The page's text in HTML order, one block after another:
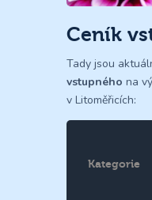
Ceník
Tady jsou
vstupného na
v Litoměřicích:
Kategorie